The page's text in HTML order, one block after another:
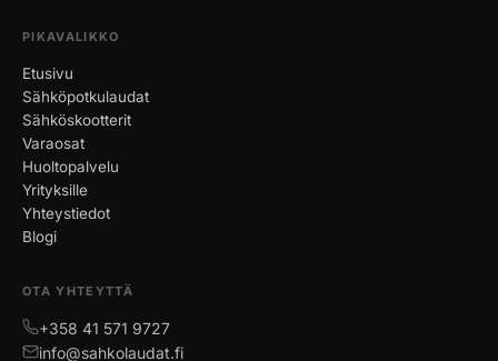
PIKAVALIKKO
Etusivu
Sähköpotkulaudat
Sähköskootterit
Varaosat
Huoltopalvelu
Yrityksille
Yhteystiedot
Blogi
OTA YHTEYTTÄ
+358 41 571 9727
info@sahkolaudat.fi